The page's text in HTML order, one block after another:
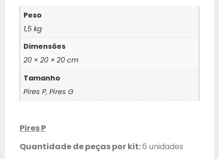
Peso
1,5 kg
Dimensões
20 × 20 × 20 cm
Tamanho
Pires P, Pires G
Pires P
Quantidade de peças por kit:6 unidades